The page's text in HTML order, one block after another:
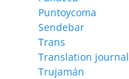
Puntoycoma
Sendebar
Trans
Translation journal
Trujamán